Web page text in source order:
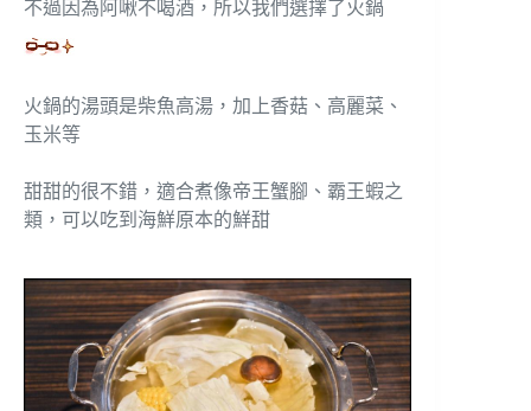
不過因為阿啾不喝酒，所以我們選擇了火鍋
火鍋的湯頭是柴魚高湯，加上香菇、高麗菜、
玉米等
甜甜的很不錯，適合煮像帝王蟹腳、霸王蝦之
類，可以吃到海鮮原本的鮮甜